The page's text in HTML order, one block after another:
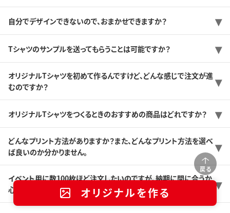
戻る
オリジナルを作る
自分でデザインできないので、おまかせできますか？
Tシャツのサンプルを送ってもらうことは可能ですか？
オリジナルTシャツを初めて作るんですけど、どんな感じで注文が進
むのですか？
オリジナルTシャツをつくるときのおすすめの商品はどれですか？
どんなプリント方法がありますか？また、どんなプリント方法を選べ
ば良いのか分かりません。
イベント用に数100枚ほど注文したいのですが、納期に間に合うか
心配です。